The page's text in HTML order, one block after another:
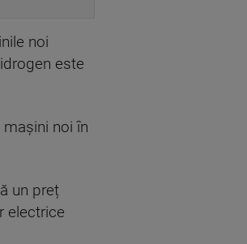
noi
este
noi în
un preț
electrice